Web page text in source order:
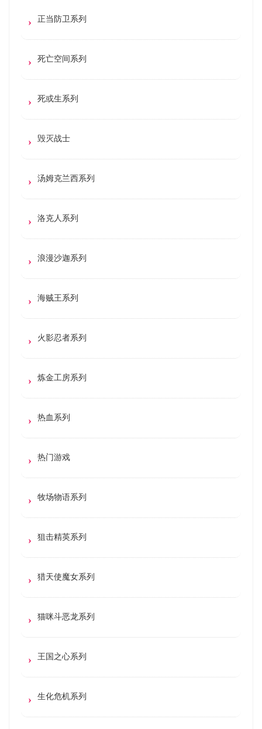
正当防卫系列
死亡空间系列
死或生系列
毁灭战士
汤姆克兰西系列
洛克人系列
浪漫沙迦系列
海贼王系列
火影忍者系列
炼金工房系列
热血系列
热门游戏
牧场物语系列
狙击精英系列
猎天使魔女系列
猫咪斗恶龙系列
王国之心系列
生化危机系列